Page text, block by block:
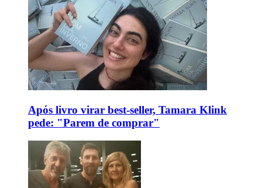
Após livro virar best-seller, Tamara Klink
pede: "Parem de comprar"